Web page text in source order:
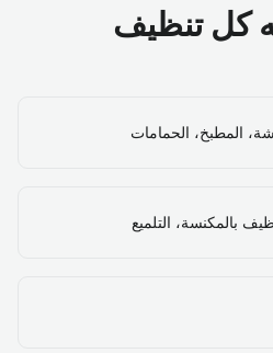
كل تنظيف
المطبخ، الحمامات
بالمكنسة، التلميع